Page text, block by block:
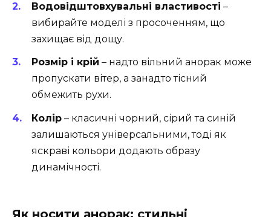
Водовідштовхувальні властивості –
вибирайте моделі з просоченням, що
захищає від дощу.
Розмір і крій – надто вільний анорак може
пропускати вітер, а занадто тісний
обмежить рухи.
Колір – класичні чорний, сірий та синій
залишаються універсальними, тоді як
яскраві кольори додають образу
динамічності.
Як носити анорак: стильні